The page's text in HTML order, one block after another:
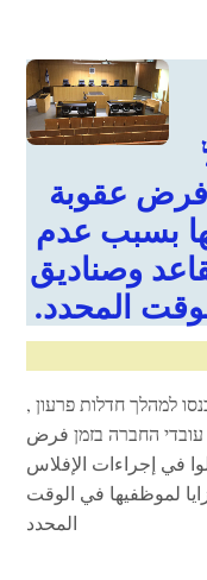
فرض عقوبة
بسبب عدم
وصناديق
المحدد.
למהלך חדלות פרעון ,
עובדי החברה בזמן فرض
في إجراءات الإفلاس
لموظفيها في الوقت
المحدد